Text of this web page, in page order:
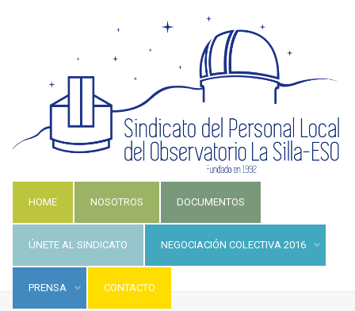
HOME NOSOTROS DOCUMENTOS
ÚNETE AL SINDICATO NEGOCIACIÓN COLECTIVA 2016
PRENSA CONTACTO